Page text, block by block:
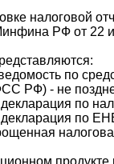
налоговой
РФ от 22
по
РФ) - не
по
по
продукте